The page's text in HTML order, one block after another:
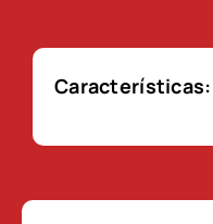
Características: